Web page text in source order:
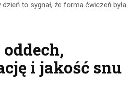
to sygnał, że forma ćwiczeń była
i jakość snu